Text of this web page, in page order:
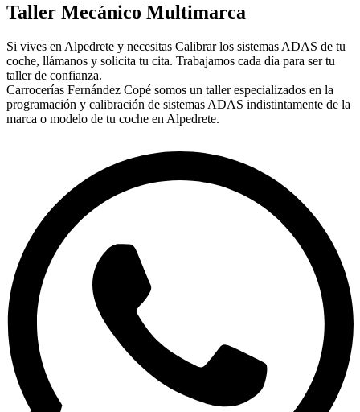
Taller Mecánico Multimarca
Si vives en Alpedrete y necesitas Calibrar los sistemas ADAS de tu
coche, llámanos y solicita tu cita. Trabajamos cada día para ser tu
taller de confianza.
Carrocerías Fernández Copé somos un taller especializados en la
programación y calibración de sistemas ADAS indistintamente de la
marca o modelo de tu coche en Alpedrete.